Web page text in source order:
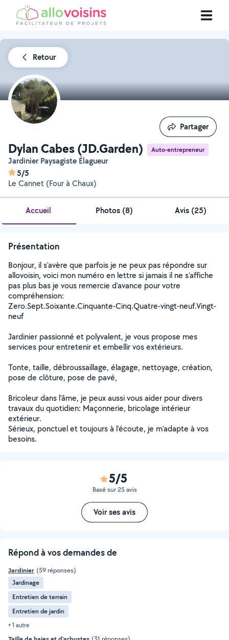
Retour
Dylan Cabes (JD.Garden) Auto-entrepreneur
Jardinier Paysagiste Élagueur
5/5
Le Cannet (Four à Chaux)
Partager
Partager
Accueil Photos (8) Avis (25)
Présentation
Bonjour, il s'avère que parfois je ne peux pas répondre sur
allovoisin, voici mon numéro en lettre si jamais il ne s'affiche
pas plus bas je vous remercie d'avance pour votre
compréhension:
Zero.Sept.Soixante.Cinquante-Cinq.Quatre-vingt-neuf.Vingt-
neuf
Jardinier passionné et polyvalent, je vous propose mes
services pour entretenir et embellir vos extérieurs.
Tonte, taille, débroussaillage, élagage, nettoyage, création,
pose de clôture, pose de pavé,
Bricoleur dans l'âme, je peux aussi vous aider pour divers
travaux du quotidien: Maçonnerie, bricolage intérieur
extérieur.
Sérieux, ponctuel et toujours à l'écoute, je m'adapte à vos
besoins.
5/5
Basé sur 25 avis
Voir ses avis
Répond à vos demandes de
Jardinier (59 réponses)
Jardinage
Entretien de terrain
Entretien de jardin
+ 1 autre